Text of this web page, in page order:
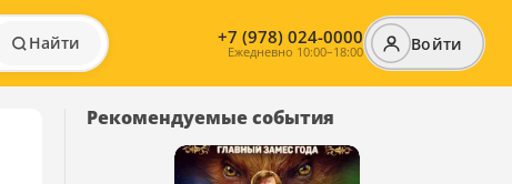
Найти +7 (978) 024-0000
Ежедневно 10:00–18:00 Войти
Рекомендуемые события